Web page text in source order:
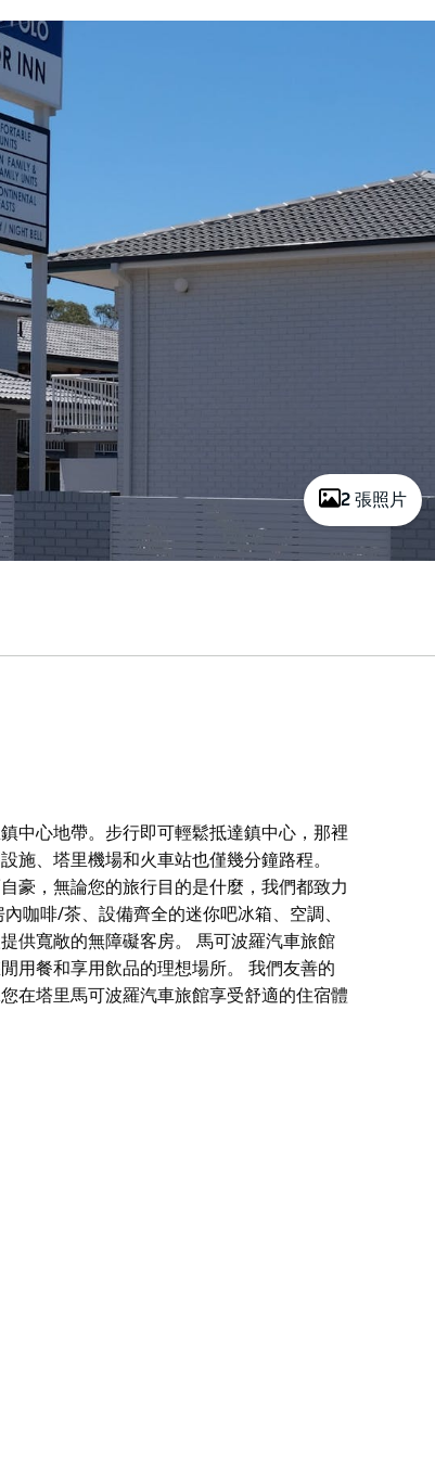
2 張照片
中心地帶。步行即可輕鬆抵達鎮中心，那裡
、塔里機場和火車站也僅幾分鐘路程。
豪，無論您的旅行目的是什麼，我們都致力
咖啡/茶、設備齊全的迷你吧冰箱、空調、
供寬敞的無障礙客房。 馬可波羅汽車旅館
用餐和享用飲品的理想場所。 我們友善的
在塔里馬可波羅汽車旅館享受舒適的住宿體
、塔里機場和火車站也僅幾分鐘路程。
烤區，是您悠閒用餐和享用飲品的理想場